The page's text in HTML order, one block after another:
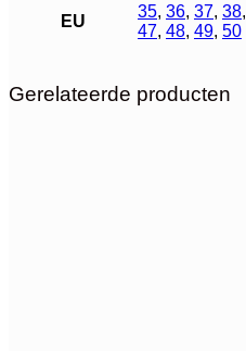
EU
35, 36, 37, 38,
47, 48, 49, 50
Gerelateerde producten